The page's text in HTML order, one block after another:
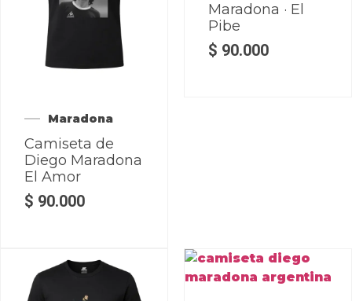
Maradona
Camiseta de
Diego Maradona
El Amor
$ 90.000
Maradona · El
Pibe
$ 90.000